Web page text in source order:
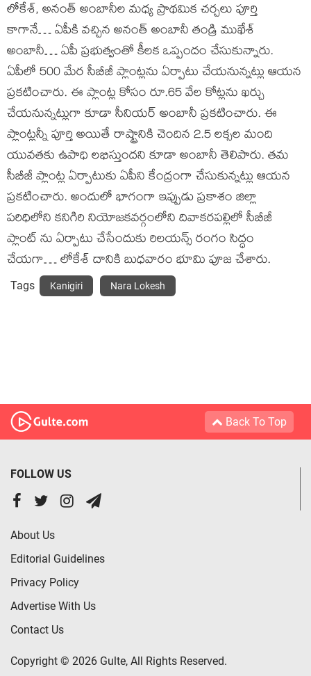
లోకేశ్, అనంత్ అంబానీల మధ్య ప్రాథమిక చర్చలు పూర్తి
కాగానే… ఏపీకి వచ్చిన అనంత్ అంబానీ తండ్రి ముఖేశ్
అంబానీ… ఏపీ ప్రభుత్వంతో కీలక ఒప్పందం చేసుకున్నారు.
ఏపీలో 500 మేర సీబీజీ ప్లాంట్లను ఏర్పాటు చేయనున్నట్లు ఆయన
ప్రకటించారు. ఈ ప్లాంట్ల కోసం రూ.65 వేల కోట్లను ఖర్చు
చేయనున్నట్లుగా కూడా సీనియర్ అంబానీ ప్రకటించారు. ఈ
ప్లాంట్లన్నీ పూర్తి అయితే రాష్ట్రానికి చెందిన 2.5 లక్సల మంది
యువతకు ఉపాధి లభిస్తుందని కూడా అంబానీ తెలిపారు. తమ
సీబీజీ ప్లాంట్ల ఏర్పాటుకు ఏపీని కేంద్రంగా చేసుకున్నట్లు ఆయన
ప్రకటించారు. అందులో భాగంగా ఇప్పుడు ప్రకాశం జిల్లా
పరిధిలోని కనిగిరి నియోజకవర్గంలోని దివాకరపల్లిలో సీబీజీ
ప్లాంట్ ను ఏర్పాటు చేసేందుకు రిలయన్స్ రంగం సిద్ధం
చేయగా… లోకేశ్ దానికి బుధవారం భూమి పూజ చేశారు.
Tags Kanigiri Nara Lokesh
Back To Top
FOLLOW US
About Us
Editorial Guidelines
Privacy Policy
Advertise With Us
Contact Us
Copyright © 2026 Gulte, All Rights Reserved.